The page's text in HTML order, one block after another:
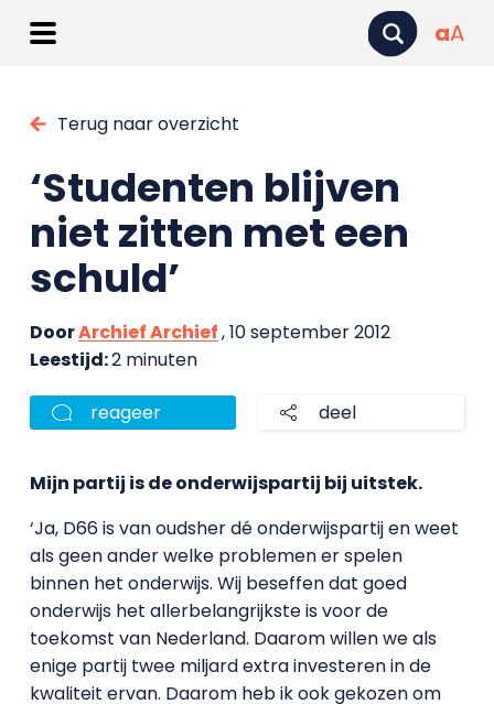
aA
Terug naar overzicht
‘Studenten blijven
niet zitten met een
schuld’
DoorArchief Archief, 10 september 2012
Leestijd:2 minuten
reageer deel
Mijn partij is de onderwijspartij bij uitstek.
‘Ja, D66 is van oudsher dé onderwijspartij en weet
als geen ander welke problemen er spelen
binnen het onderwijs. Wij beseffen dat goed
onderwijs het allerbelangrijkste is voor de
toekomst van Nederland. Daarom willen we als
enige partij twee miljard extra investeren in de
kwaliteit ervan. Daarom heb ik ook gekozen om